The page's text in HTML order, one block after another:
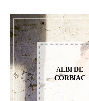
ALBI DE
CORBIAC